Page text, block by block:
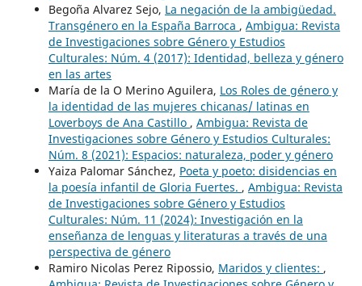
Begoña Alvarez Sejo, La negación de la ambigüedad.
Transgénero en la España Barroca , Ambigua: Revista
de Investigaciones sobre Género y Estudios
Culturales: Núm. 4 (2017): Identidad, belleza y género
en las artes
María de la O Merino Aguilera, Los Roles de género y
la identidad de las mujeres chicanas/ latinas en
Loverboys de Ana Castillo , Ambigua: Revista de
Investigaciones sobre Género y Estudios Culturales:
Núm. 8 (2021): Espacios: naturaleza, poder y género
Yaiza Palomar Sánchez, Poeta y poeto: disidencias en
la poesía infantil de Gloria Fuertes. , Ambigua: Revista
de Investigaciones sobre Género y Estudios
Culturales: Núm. 11 (2024): Investigación en la
enseñanza de lenguas y literaturas a través de una
perspectiva de género
Ramiro Nicolas Perez Ripossio, Maridos y clientes: ,